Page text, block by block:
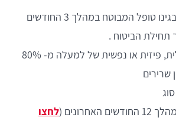
כל מצב רפואי בגינו טופל המבוטח במהלך 3 החודשים
תחילת הביטוח .
פיזית או נפשית של למעלה מ- 80%
(
לחצו